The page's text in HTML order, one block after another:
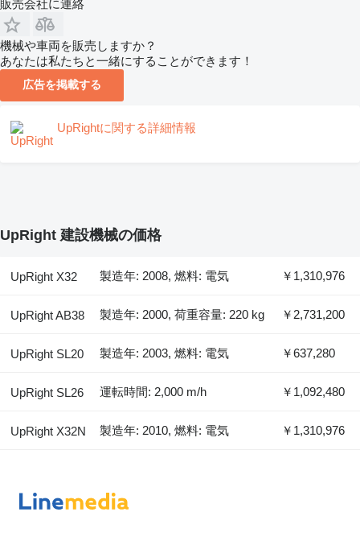
販売会社に連絡
機械や車両を販売しますか？
あなたは私たちと一緒にすることができます！
広告を掲載する
UpRightに関する詳細情報
UpRight 建設機械の価格
UpRight X32 製造年: 2008, 燃料: 電気 ￥1,310,976
UpRight AB38 製造年: 2000, 荷重容量: 220 kg ￥2,731,200
UpRight SL20 製造年: 2003, 燃料: 電気 ￥637,280
UpRight SL26 運転時間: 2,000 m/h ￥1,092,480
UpRight X32N 製造年: 2010, 燃料: 電気 ￥1,310,976